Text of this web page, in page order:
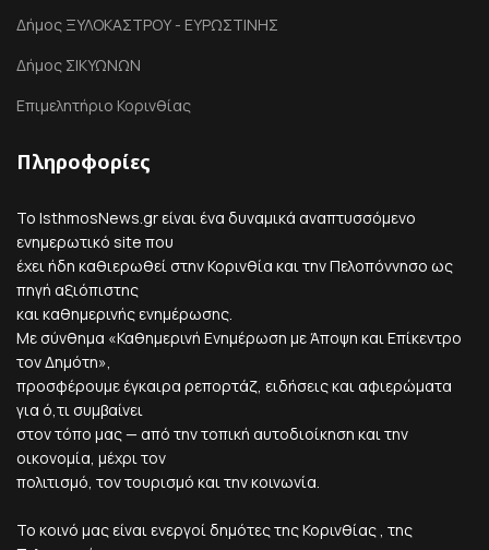
Δήμος ΞΥΛΟΚΑΣΤΡΟΥ - ΕΥΡΩΣΤΙΝΗΣ
Δήμος ΣΙΚΥΩΝΩΝ
Επιμελητήριο Κορινθίας
Πληροφορίες
Το IsthmosNews.gr είναι ένα δυναμικά αναπτυσσόμενο
ενημερωτικό site που
έχει ήδη καθιερωθεί στην Κορινθία και την Πελοπόννησο ως
πηγή αξιόπιστης
και καθημερινής ενημέρωσης.
Με σύνθημα «Καθημερινή Ενημέρωση με Άποψη και Επίκεντρο
τον Δημότη»,
προσφέρουμε έγκαιρα ρεπορτάζ, ειδήσεις και αφιερώματα
για ό,τι συμβαίνει
στον τόπο μας — από την τοπική αυτοδιοίκηση και την
οικονομία, μέχρι τον
πολιτισμό, τον τουρισμό και την κοινωνία.
Το κοινό μας είναι ενεργοί δημότες της Κορινθίας , της